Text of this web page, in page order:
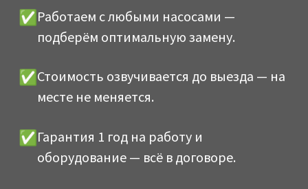
Работаем с любыми насосами —
подберём оптимальную замену.
Стоимость озвучивается до выезда — на
месте не меняется.
Гарантия 1 год на работу и
оборудование — всё в договоре.